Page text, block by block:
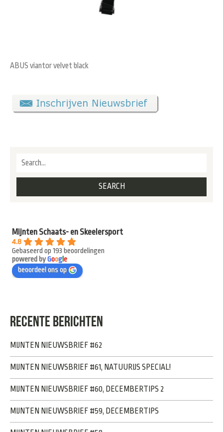
ABUS viantor velvet black
Mijnten Schaats- en Skeelersport
4.8
Gebaseerd op 193 beoordelingen
powered byGooge
beoordeel ons op
RECENTE BERICHTEN
MIJNTEN NIEUWSBRIEF #62
MIJNTEN NIEUWSBRIEF #61, NATUURIJS SPECIAL!
MIJNTEN NIEUWSBRIEF #60, DECEMBERTIPS 2
MIJNTEN NIEUWSBRIEF #59, DECEMBERTIPS